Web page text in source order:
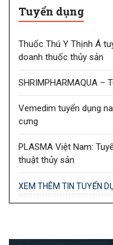
Tuyển dụng
Thuốc Thú Y Thịnh Á
doanh thuốc thủy sản
SHRIMPHARMAQUA –
Vemedim tuyển dụng
cưng
PLASMA Việt Nam:
thuật thủy sản
XEM THÊM TIN TUYỂN